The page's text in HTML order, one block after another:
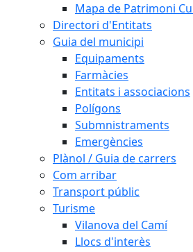
Mapa de Patrimoni
Directori d'Entitats
Guia del municipi
Equipaments
Farmàcies
Entitats i associacions
Polígons
Submnistraments
Emergències
Plànol / Guia de carrers
Com arribar
Transport públic
Turisme
Vilanova del Camí
Llocs d'interès